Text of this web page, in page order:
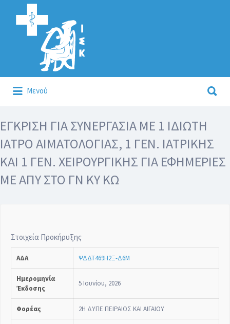
Αναζήτηση
για:
Μενού
για:
ΕΓΚΡΙΣΗ ΓΙΑ ΣΥΝΕΡΓΑΣΙΑ ΜΕ 1 ΙΔΙΩΤΗ
ΙΑΤΡΟ ΑΙΜΑΤΟΛΟΓΙΑΣ, 1 ΓΕΝ. ΙΑΤΡΙΚΗΣ
ΚΑΙ 1 ΓΕΝ. ΧΕΙΡΟΥΡΓΙΚΗΣ ΓΙΑ ΕΦΗΜΕΡΙΕΣ
ΜΕ ΑΠΥ ΣΤΟ ΓΝ ΚΥ ΚΩ
Στοιχεία Προκήρυξης
ΑΔΑ ΨΔΔΤ469Η2Ξ-Δ6Μ
Ημερομηνία
Έκδοσης
5 Ιουνίου, 2026
Φορέας 2Η ΔΥΠΕ ΠΕΙΡΑΙΩΣ ΚΑΙ ΑΙΓΑΙΟΥ